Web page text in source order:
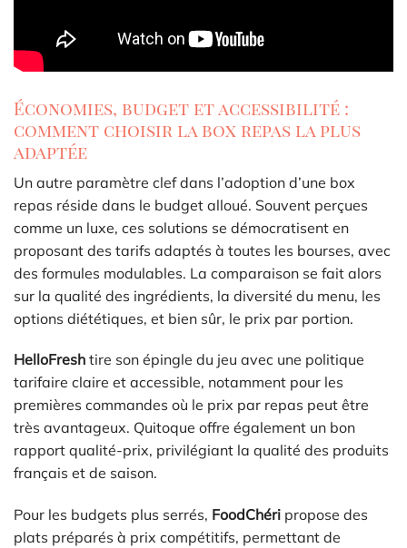
Économies, budget et accessibilité :
comment choisir la box repas la plus
adaptée
Un autre paramètre clef dans l’adoption d’une box
repas réside dans le budget alloué. Souvent perçues
comme un luxe, ces solutions se démocratisent en
proposant des tarifs adaptés à toutes les bourses, avec
des formules modulables. La comparaison se fait alors
sur la qualité des ingrédients, la diversité du menu, les
options diététiques, et bien sûr, le prix par portion.
HelloFresh tire son épingle du jeu avec une politique
tarifaire claire et accessible, notamment pour les
premières commandes où le prix par repas peut être
très avantageux. Quitoque offre également un bon
rapport qualité-prix, privilégiant la qualité des produits
français et de saison.
Pour les budgets plus serrés, FoodChéri propose des
plats préparés à prix compétitifs, permettant de